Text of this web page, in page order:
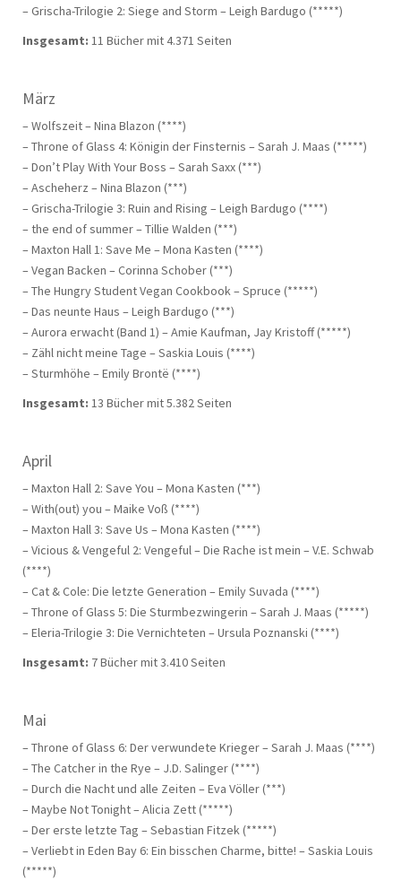
– Grischa-Trilogie 2: Siege and Storm – Leigh Bardugo (*****)
Insgesamt: 11 Bücher mit 4.371 Seiten
März
– Wolfszeit – Nina Blazon (****)
– Throne of Glass 4: Königin der Finsternis – Sarah J. Maas (*****)
– Don’t Play With Your Boss – Sarah Saxx (***)
– Ascheherz – Nina Blazon (***)
– Grischa-Trilogie 3: Ruin and Rising – Leigh Bardugo (****)
– the end of summer – Tillie Walden (***)
– Maxton Hall 1: Save Me – Mona Kasten (****)
– Vegan Backen – Corinna Schober (***)
– The Hungry Student Vegan Cookbook – Spruce (*****)
– Das neunte Haus – Leigh Bardugo (***)
– Aurora erwacht (Band 1) – Amie Kaufman, Jay Kristoff (*****)
– Zähl nicht meine Tage – Saskia Louis (****)
– Sturmhöhe – Emily Brontë (****)
Insgesamt: 13 Bücher mit 5.382 Seiten
April
– Maxton Hall 2: Save You – Mona Kasten (***)
– With(out) you – Maike Voß (****)
– Maxton Hall 3: Save Us – Mona Kasten (****)
– Vicious & Vengeful 2: Vengeful – Die Rache ist mein – V.E. Schwab
(****)
– Cat & Cole: Die letzte Generation – Emily Suvada (****)
– Throne of Glass 5: Die Sturmbezwingerin – Sarah J. Maas (*****)
– Eleria-Trilogie 3: Die Vernichteten – Ursula Poznanski (****)
Insgesamt: 7 Bücher mit 3.410 Seiten
Mai
– Throne of Glass 6: Der verwundete Krieger – Sarah J. Maas (****)
– The Catcher in the Rye – J.D. Salinger (****)
– Durch die Nacht und alle Zeiten – Eva Völler (***)
– Maybe Not Tonight – Alicia Zett (*****)
– Der erste letzte Tag – Sebastian Fitzek (*****)
– Verliebt in Eden Bay 6: Ein bisschen Charme, bitte! – Saskia Louis
(*****)